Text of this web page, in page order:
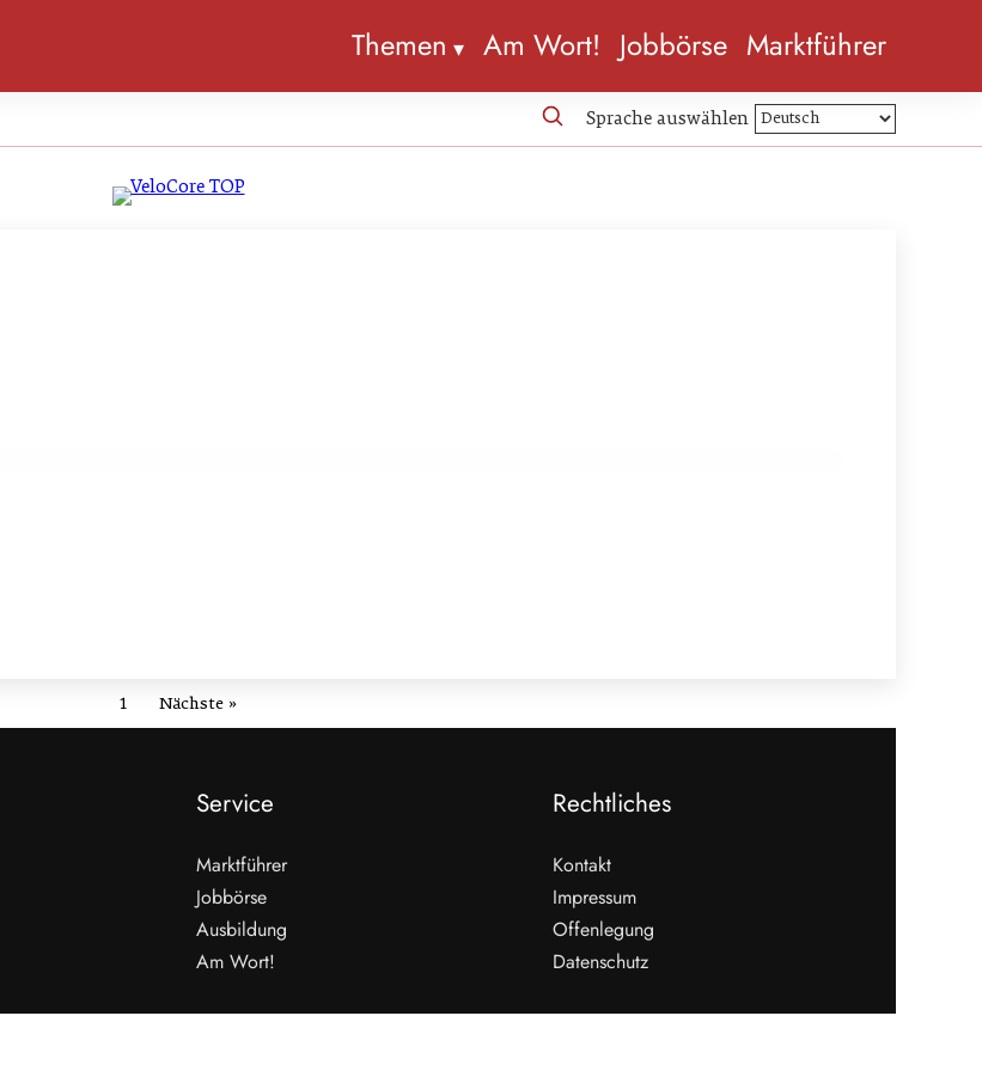
Themen Am Wort! Jobbörse Marktführer
Sprache auswählen
1 Nächste »
Service
Marktführer
Jobbörse
Ausbildung
Am Wort!
Rechtliches
Kontakt
Impressum
Offenlegung
Datenschutz